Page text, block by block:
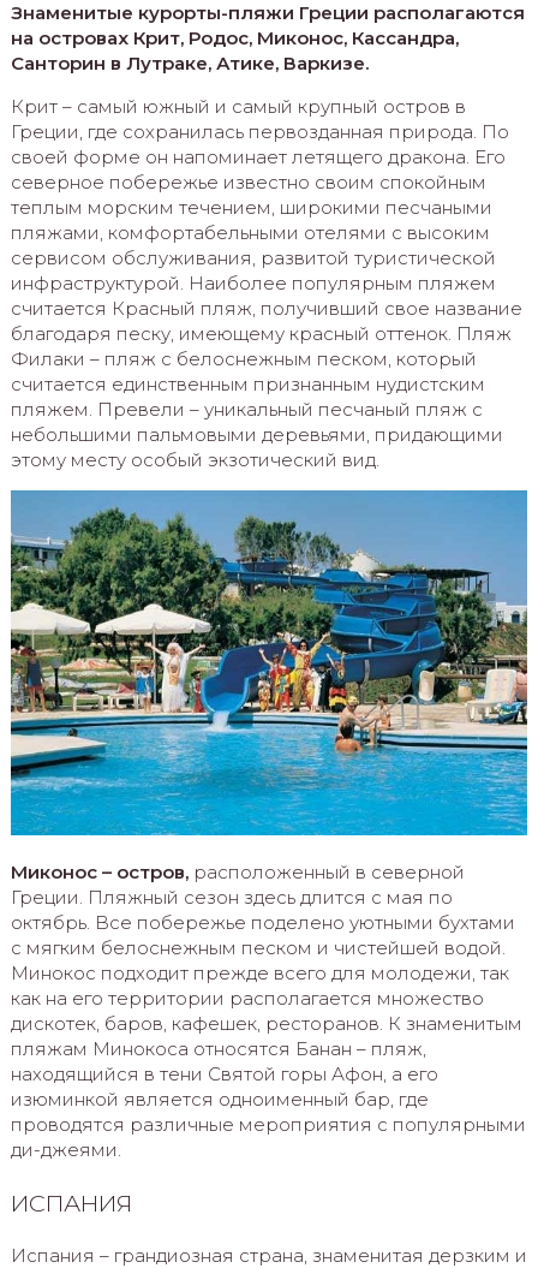
Знаменитые курорты-пляжи Греции располагаются
на островах Крит, Родос, Миконос, Кассандра,
Санторин в Лутраке, Атике, Варкизе.
Крит – самый южный и самый крупный остров в
Греции, где сохранилась первозданная природа. По
своей форме он напоминает летящего дракона. Его
северное побережье известно своим спокойным
теплым морским течением, широкими песчаными
пляжами, комфортабельными отелями с высоким
сервисом обслуживания, развитой туристической
инфраструктурой. Наиболее популярным пляжем
считается Красный пляж, получивший свое название
благодаря песку, имеющему красный оттенок. Пляж
Филаки – пляж с белоснежным песком, который
считается единственным признанным нудистским
пляжем. Превели – уникальный песчаный пляж с
небольшими пальмовыми деревьями, придающими
этому месту особый экзотический вид.
Миконос – остров,расположенный в северной
Греции. Пляжный сезон здесь длится с мая по
октябрь. Все побережье поделено уютными бухтами
с мягким белоснежным песком и чистейшей водой.
Минокос подходит прежде всего для молодежи, так
как на его территории располагается множество
дискотек, баров, кафешек, ресторанов. К знаменитым
пляжам Минокоса относятся Банан – пляж,
находящийся в тени Святой горы Афон, а его
изюминкой является одноименный бар, где
проводятся различные мероприятия с популярными
ди-джеями.
ИСПАНИЯ
Испания – грандиозная страна, знаменитая дерзким и